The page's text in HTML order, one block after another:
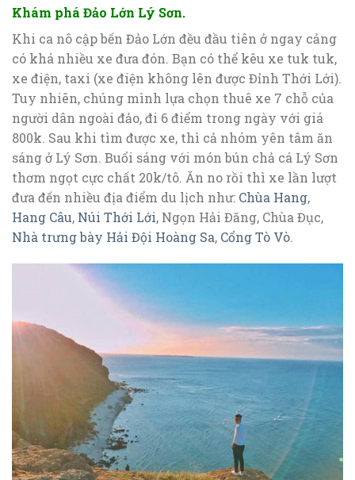
Khám phá Đảo Lớn Lý Sơn.
Khi ca nô cập bến Đảo Lớn đều đầu tiên ở ngay cảng
có khá nhiều xe đưa đón. Bạn có thể kêu xe tuk tuk,
xe điện, taxi (xe điện không lên được Đỉnh Thới Lới).
Tuy nhiên, chúng mình lựa chọn thuê xe 7 chỗ của
người dân ngoài đảo, đi 6 điểm trong ngày với giá
800k. Sau khi tìm được xe, thì cả nhóm yên tâm ăn
sáng ở Lý Sơn. Buổi sáng với món bún chả cá Lý Sơn
thơm ngọt cực chất 20k/tô. Ăn no rồi thì xe lần lượt
đưa đến nhiều địa điểm du lịch như: Chùa Hang,
Hang Câu, Núi Thới Lới, Ngọn Hải Đăng, Chùa Đục,
Nhà trưng bày Hải Đội Hoàng Sa, Cổng Tò Vò.